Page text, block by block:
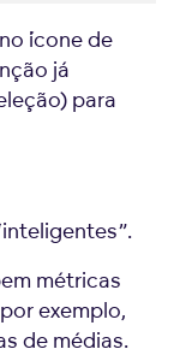
ícone de
já
para
métricas
exemplo,
de médias.